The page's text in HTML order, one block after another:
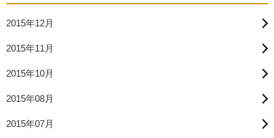
2015年12月
2015年11月
2015年10月
2015年08月
2015年07月